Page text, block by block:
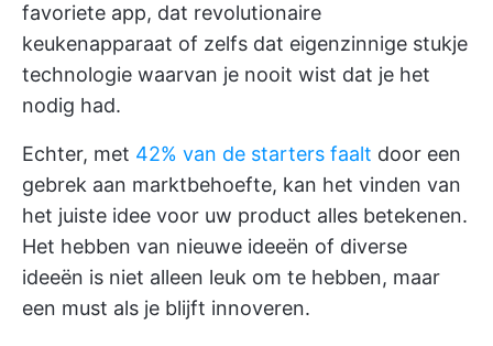
favoriete app, dat revolutionaire
keukenapparaat of zelfs dat eigenzinnige stukje
technologie waarvan je nooit wist dat je het
nodig had.
Echter, met 42% van de starters faalt door een
gebrek aan marktbehoefte, kan het vinden van
het juiste idee voor uw product alles betekenen.
Het hebben van nieuwe ideeën of diverse
ideeën is niet alleen leuk om te hebben, maar
een must als je blijft innoveren.